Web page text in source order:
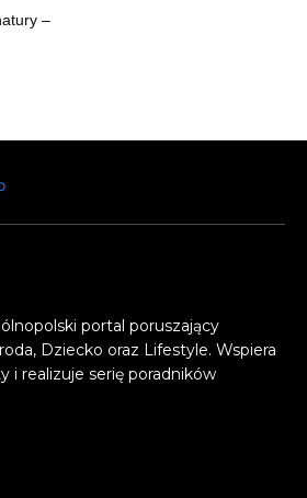
–
portal poruszający
Dziecko oraz Lifestyle. Wspiera
i realizuje serię poradników